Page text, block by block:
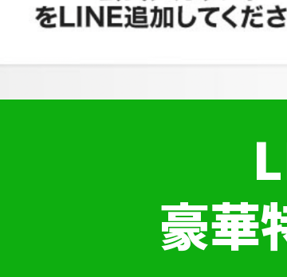
豪華